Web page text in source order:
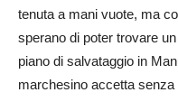
tenuta a mani vuote, ma
sperano di poter trovare
piano di salvataggio in
marchesino accetta senza